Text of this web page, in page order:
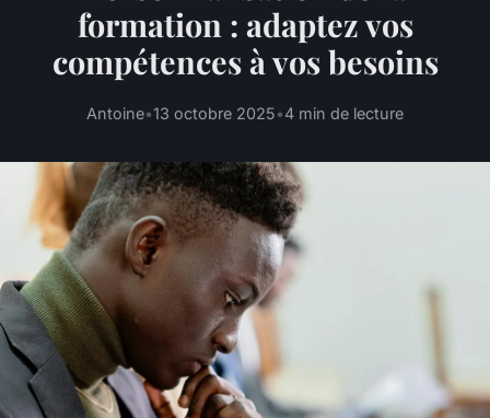
formation : adaptez vos
compétences à vos besoins
Antoine•13 octobre 2025•4 min de lecture